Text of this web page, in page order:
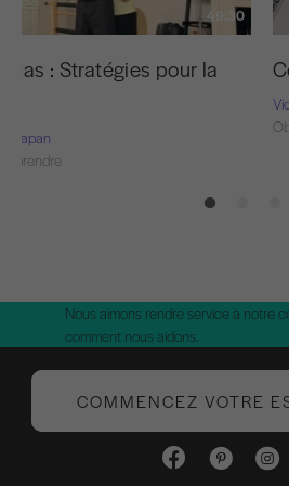
49:30
cas : Stratégies pour la
Capan
Nous aimons rendre service à notre
comment nous aidons.
COMMENCEZ VOTRE